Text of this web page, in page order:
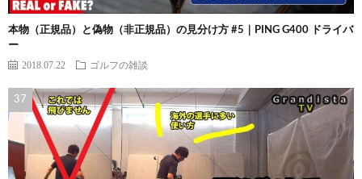
本物（正規品）と偽物（非正規品）の見分け方 #5｜PING G400 ドライバ
ー
2018.07.22 ゴルフの雑談